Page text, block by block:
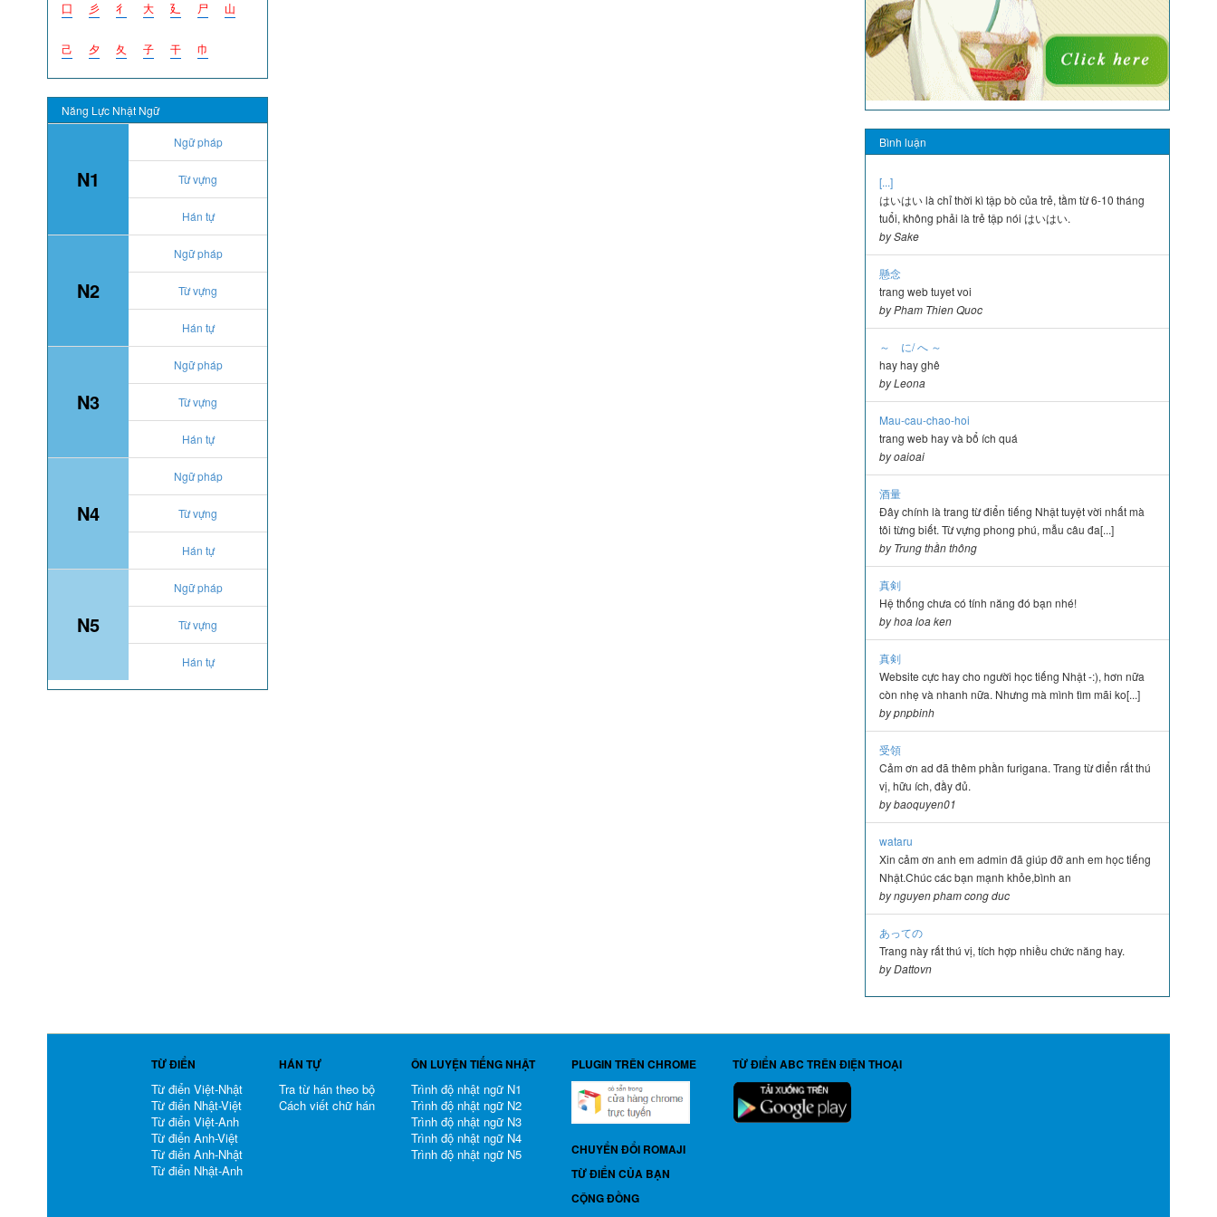
囗 彡 彳 大 廴 尸 山
己 夕 夂 子 干 巾
Năng Lực Nhật Ngữ
N1
Ngữ pháp
Từ vựng
Hán tự
N2
Ngữ pháp
Từ vựng
Hán tự
N3
Ngữ pháp
Từ vựng
Hán tự
N4
Ngữ pháp
Từ vựng
Hán tự
N5
Ngữ pháp
Từ vựng
Hán tự
Bình luận
[...]
はいはい là chỉ thời kì tập bò của trẻ, tầm từ 6-10 tháng
tuổi, không phải là trẻ tập nói はいはい.
by Sake
懸念
trang web tuyet voi
by Pham Thien Quoc
～ に/ へ ～
hay hay ghê
by Leona
Mau-cau-chao-hoi
trang web hay và bổ ích quá
by oaioai
酒量
Đây chính là trang từ điển tiếng Nhật tuyệt vời nhất mà
tôi từng biết. Từ vựng phong phú, mẫu câu đa[...]
by Trung thần thông
真剣
Hệ thống chưa có tính năng đó bạn nhé!
by hoa loa ken
真剣
Website cực hay cho người học tiếng Nhật -:), hơn nữa
còn nhẹ và nhanh nữa. Nhưng mà mình tìm mãi ko[...]
by pnpbinh
受領
Cảm ơn ad đã thêm phần furigana. Trang từ điển rất thú
vị, hữu ích, đầy đủ.
by baoquyen01
wataru
Xin cảm ơn anh em admin đã giúp đỡ anh em học tiếng
Nhật.Chúc các bạn mạnh khỏe,bình an
by nguyen pham cong duc
あっての
Trang này rất thú vị, tích hợp nhiều chức năng hay.
by Dattovn
TỪ ĐIỂN
Từ điển Việt-Nhật
Từ điển Nhật-Việt
Từ điển Việt-Anh
Từ điển Anh-Việt
Từ điển Anh-Nhật
Từ điển Nhật-Anh
HÁN TỰ
Tra từ hán theo bộ
Cách viết chữ hán
ÔN LUYỆN TIẾNG NHẬT
Trình độ nhật ngữ N1
Trình độ nhật ngữ N2
Trình độ nhật ngữ N3
Trình độ nhật ngữ N4
Trình độ nhật ngữ N5
PLUGIN TRÊN CHROME TỪ ĐIỂN ABC TRÊN ĐIỆN THOẠI
CHUYỂN ĐỔI ROMAJI
TỪ ĐIỂN CỦA BẠN
CỘNG ĐỒNG